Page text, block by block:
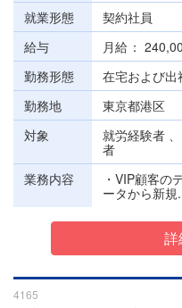
就業形態
契約社員
給与
月給
勤務形態
在宅および出
勤務地
東京都港区
対象
就労経験者
者
業務内容
・VIP顧客の
ータから新規
詳
4165